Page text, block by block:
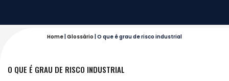
Home Glossário O que é grau de risco industrial
O QUE É GRAU DE RISCO INDUSTRIAL